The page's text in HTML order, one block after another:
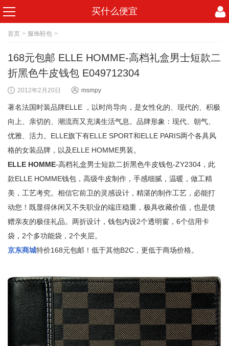
买什么便宜
首页 > 服饰鞋包 >
168元包邮 ELLE HOMME-高档礼盒男士短款二
折黑色牛皮钱包 E049712304
2012年2月20日 msmpy
著名法国时装品牌ELLE ，以时尚导向，是女性化的、现代的、积极
向上、亲切的、潮流而又充满生活气息。品牌形象：现代、朝气、
优雅、活力。ELLE旗下有ELLE SPORT和ELLE PARIS两个各具风
格的女装品牌，以及ELLE HOMME男装。
ELLE HOMME-高档礼盒男士短款二折黑色牛皮钱包-ZY2304，此
款ELLE HOMME钱包，高级牛皮制作，手感细腻，温暖，做工精
美，工艺考究。相信它前卫的灵感设计，精湛的制作工艺，必能打
动您！既显得休闲又不失职业的端庄稳重，极具收藏价值，也是馈
赠亲友的极佳礼品。两折设计，钱包内设2个透明窗，6个信用卡
袋，2个多功能袋，2个夹层。
京东商城特价168元包邮！低于其他B2C，更低于商场价格。